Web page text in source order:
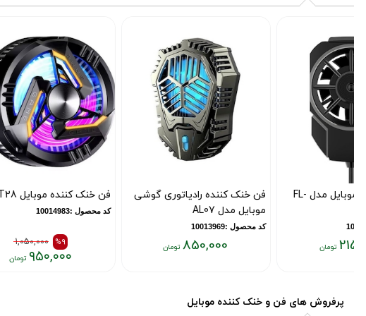
فن خنک کننده رادیاتوری گوشی
۸۵۰,۰۰۰
تومان
فن خنک کننده موبایل GT28
۱,۰۵۰,۰۰۰
۹۵۰,۰۰۰
فن خنک
قیمت
پرفروش های فن و خنک کننده موبایل